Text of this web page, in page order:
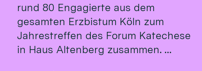
rund 80 Engagierte aus dem
gesamten Erzbistum Köln zum
Jahrestreffen des Forum Katechese
in Haus Altenberg zusammen. ...